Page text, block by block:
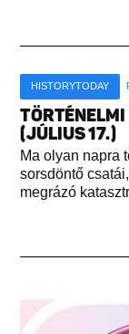
HISTORYTODAY
(JÚLIUS 17.)
Ma olyan napra
sorsdöntő
megrázó